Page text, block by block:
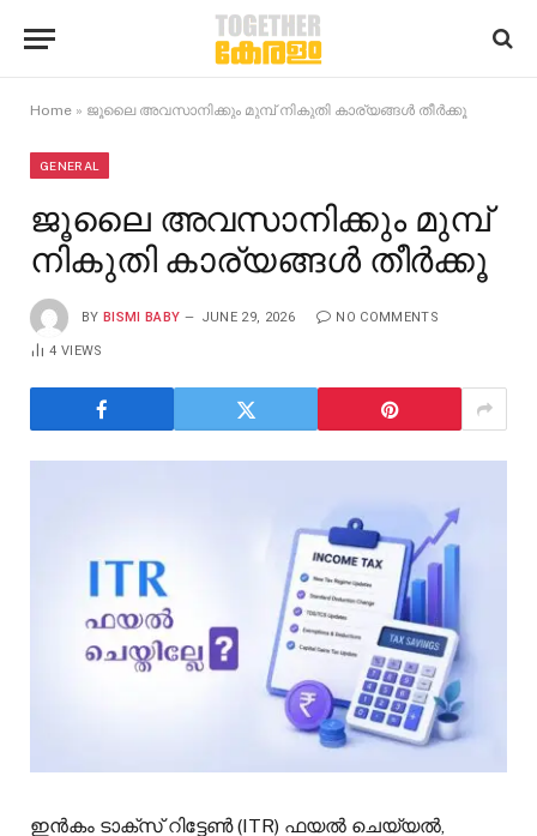
Home » ജൂലൈ അവസാനിക്കും മുമ്പ് നികുതി കാര്യങ്ങൾ തീർക്കൂ
GENERAL
ജൂലൈ അവസാനിക്കും മുമ്പ്
നികുതി കാര്യങ്ങൾ തീർക്കൂ
BY BISMI BABY JUNE 29, 2026 NO COMMENTS
4VIEWS
ഇൻകം ടാക്സ് റിട്ടേൺ (ITR) ഫയൽ ചെയ്യൽ,